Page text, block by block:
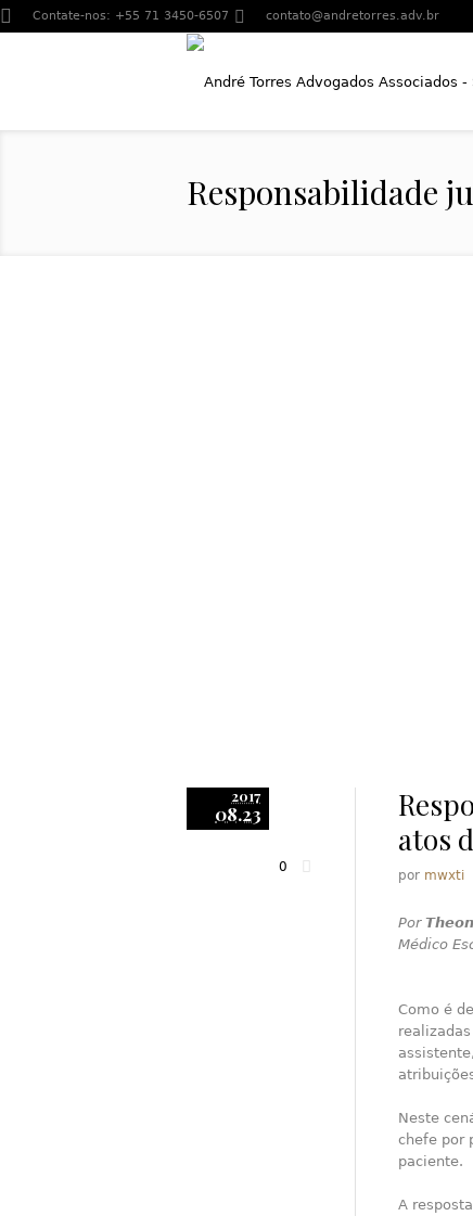
Contate-nos: +55 71 3450-6507 contato@andretorres.adv.br
Responsabilidade
2017
08.23
0
atos
por mwxti
Por
Médico
Como é
Neste
chefe por
paciente.
A